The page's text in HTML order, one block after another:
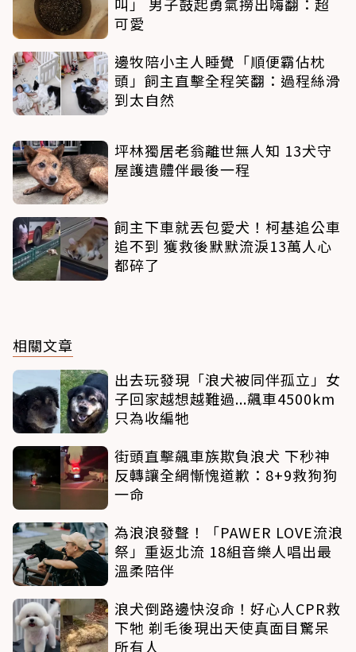
可愛
邊牧陪小主人睡覺「順便霸佔枕
頭」飼主直擊全程笑翻：過程絲滑
到太自然
坪林獨居老翁離世無人知 13犬守
屋護遺體伴最後一程
飼主下車就丟包愛犬！柯基追公車
追不到 獲救後默默流淚13萬人心
都碎了
相關文章
出去玩發現「浪犬被同伴孤立」女
子回家越想越難過...飆車4500km
只為收編牠
街頭直擊飆車族欺負浪犬 下秒神
反轉讓全網慚愧道歉：8+9救狗狗
一命
為浪浪發聲！「PAWER LOVE流浪
祭」重返北流 18組音樂人唱出最
溫柔陪伴
浪犬倒路邊快沒命！好心人CPR救
下牠 剃毛後現出天使真面目驚呆
所有人